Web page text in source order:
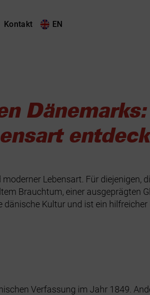
Kontakt EN
Lebensart. Für diejenigen,
Brauchtum, einer ausgeprägten
Kultur und ist ein
Verfassung im Jahr 1849.